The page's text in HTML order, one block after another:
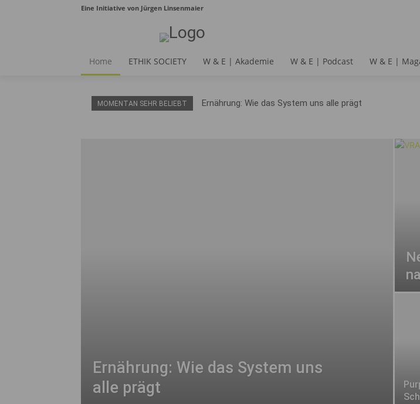
Eine Initiative von Jürgen Linsenmaier
Home ETHIK SOCIETY W & E | Akademie W & E | Podcast W & E |
MOMENTAN SEHR BELIEBT Ernährung: Wie das System uns alle prägt
Ernährung: Wie das System uns
alle prägt